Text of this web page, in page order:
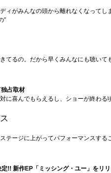
ィがみんなの頭から離れなくなって
”
てるの。だから早くみんなにも聴いて
占取材
に喜んでもらえるし、ショーが終わる
テージに上がってパフォーマンスする
!! 新作EP「ミッシング・ユー」をリ